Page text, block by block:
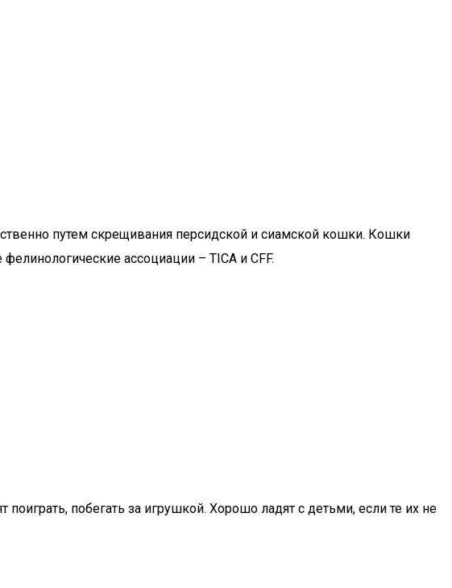
путем скрещивания персидской и сиамской кошки. Кошки
ассоциации – TICA и CFF.
побегать за игрушкой. Хорошо ладят с детьми, если те их не